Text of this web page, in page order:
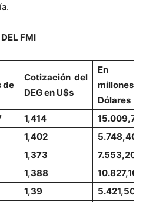
FMI
de
Cotización del
DEG en U$s
En
millones
Dólares
1,414
15.009,70
1,402
5.748,40
1,373
7.553,20
1,388
10.827,10
1,39
5.421,50